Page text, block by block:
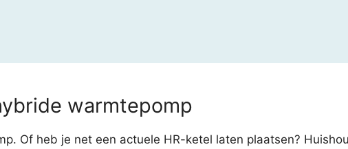
warmtepomp
Of heb je net een actuele HR-ketel laten plaatsen?